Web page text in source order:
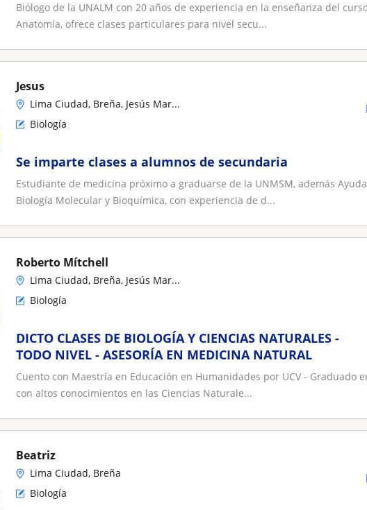
Biólogo de la UNALM con 20 años de experiencia en la enseñanza del
Anatomía, ofrece clases particulares para nivel secu...
Jesus
Lima Ciudad, Breña, Jesús Mar...
Biología
Se imparte clases a alumnos de secundaria
Estudiante de medicina próximo a graduarse de la UNMSM, además
Biología Molecular y Bioquímica, con experiencia de d...
Roberto Mítchell
Lima Ciudad, Breña, Jesús Mar...
Biología
DICTO CLASES DE BIOLOGÍA Y CIENCIAS NATURALES -
TODO NIVEL - ASESORÍA EN MEDICINA NATURAL
Cuento con Maestría en Educación en Humanidades por UCV - Graduado
con altos conocimientos en las Ciencias Naturale...
Beatriz
Lima Ciudad, Breña
Biología